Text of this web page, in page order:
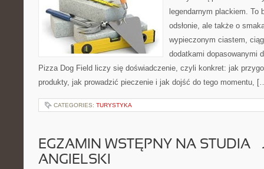
legendarnym plackiem. To
odsłonie, ale także o
wypieczonym ciastem,
dodatkami dopasowanymi
Pizza Dog Field liczy się doświadczenie, czyli konkret: jak
produkty, jak prowadzić pieczenie i jak dojść do tego momentu,
CATEGORIES: TURYSTYKA
EGZAMIN WSTĘPNY NA STUDIA –
ANGIELSKI